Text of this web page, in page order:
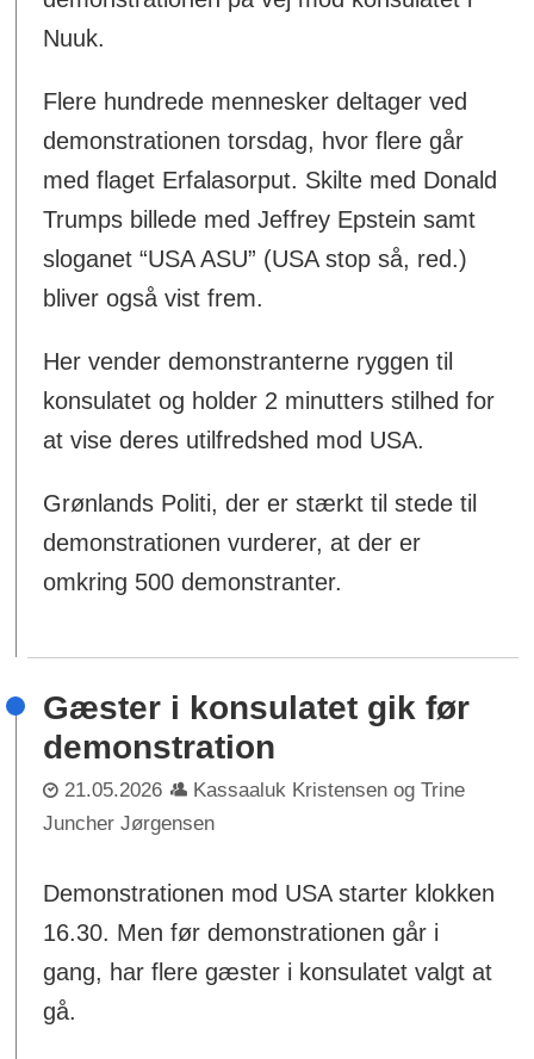
Nuuk.
Flere hundrede mennesker deltager ved
demonstrationen torsdag, hvor flere går
med flaget Erfalasorput. Skilte med Donald
Trumps billede med Jeffrey Epstein samt
sloganet “USA ASU” (USA stop så, red.)
bliver også vist frem.
Her vender demonstranterne ryggen til
konsulatet og holder 2 minutters stilhed for
at vise deres utilfredshed mod USA.
Grønlands Politi, der er stærkt til stede til
demonstrationen vurderer, at der er
omkring 500 demonstranter.
Gæster i konsulatet gik før
demonstration
21.05.2026
Kassaaluk Kristensen og Trine
Juncher Jørgensen
Demonstrationen mod USA starter klokken
16.30. Men før demonstrationen går i
gang, har flere gæster i konsulatet valgt at
gå.